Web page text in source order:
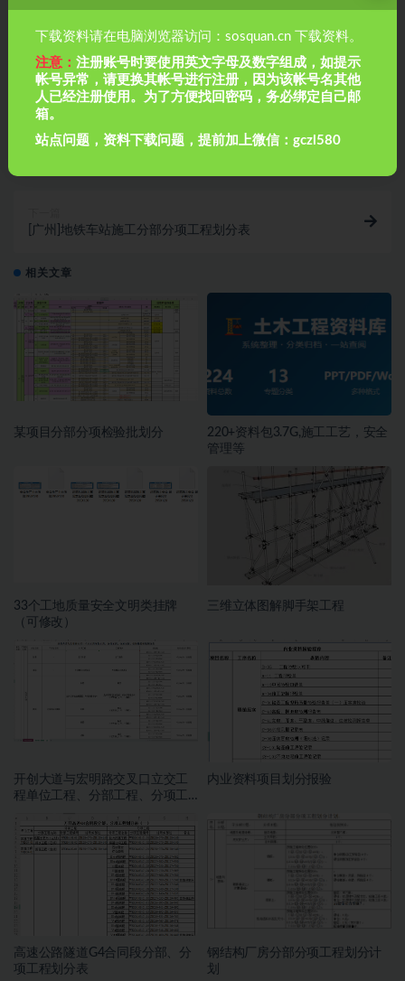
[广州]地铁车站施工分部分项工程划分表
相关文章
某项目分部分项检验批划分
220+资料包3.7G,施工工艺，安全
管理等
33个工地质量安全文明类挂牌
（可修改）
三维立体图解脚手架工程
开创大道与宏明路交叉口立交工
程单位工程、分部工程、分项工
内业资料项目划分报验
高速公路隧道G4合同段分部、分
项工程划分表
钢结构厂房分部分项工程划分计
划
下载资料请在电脑浏览器访问：sosquan.cn 下载资料。
注意：注册账号时要使用英文字母及数字组成，如提示
帐号异常，请更换其帐号进行注册，因为该帐号名其他
人已经注册使用。为了方便找回密码，务必绑定自己邮
箱。
站点问题，资料下载问题，提前加上微信：gczl580